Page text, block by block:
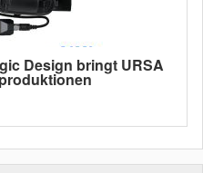
Design bringt URSA